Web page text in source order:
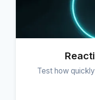
Test how